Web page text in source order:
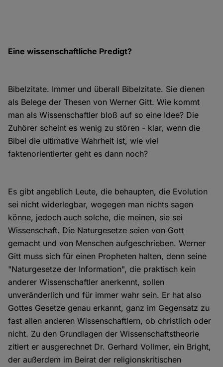
Eine wissenschaftliche Predigt?
Bibelzitate. Immer und überall Bibelzitate. Sie dienen
als Belege der Thesen von Werner Gitt. Wie kommt
man als Wissenschaftler bloß auf so eine Idee? Die
Zuhörer scheint es wenig zu stören - klar, wenn die
Bibel die ultimative Wahrheit ist, wie viel
faktenorientierter geht es dann noch?
Es gibt angeblich Leute, die behaupten, die Evolution
sei nicht widerlegbar, wogegen man nichts sagen
könne, jedoch auch solche, die meinen, sie sei
Wissenschaft. Die Naturgesetze seien von Gott
gemacht und von Menschen aufgeschrieben. Werner
Gitt muss sich für einen Propheten halten, denn seine
"Naturgesetze der Information", die praktisch kein
anderer Wissenschaftler anerkennt, sollen
unveränderlich und für immer wahr sein. Er hat also
Gottes Gesetze genau erkannt, ganz im Gegensatz zu
fast allen anderen Wissenschaftlern, ob christlich oder
nicht. Zu den Grundlagen der Wissenschaftstheorie
zitiert er ausgerechnet Dr. Gerhard Vollmer, ein Bright,
der außerdem im Beirat der religionskritischen